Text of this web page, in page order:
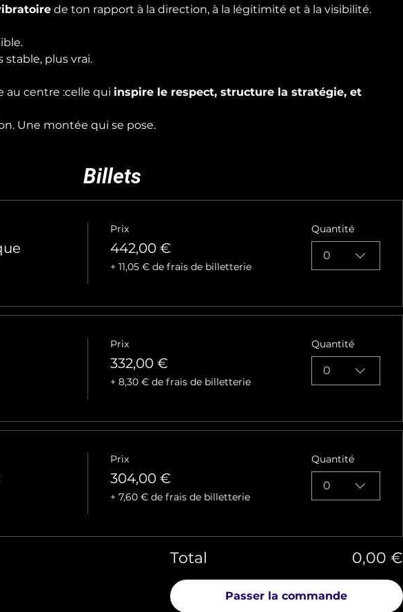
de ton rapport à la direction, à la légitimité et à la visibilité.
stable, plus vrai.
au centre :celle qui inspire le respect, structure la stratégie, et
Une montée qui se pose.
Billets
Prix
442,00 €
+ 11,05 € de frais de billetterie
Quantité
0
Prix
332,00 €
+ 8,30 € de frais de billetterie
Quantité
0
Prix
304,00 €
+ 7,60 € de frais de billetterie
Quantité
0
Total 0,00 €
Passer la commande